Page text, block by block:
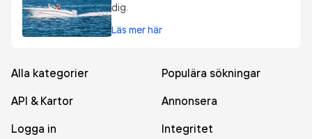
dig.
Läs mer här
Alla kategorier
Populära sökningar
API & Kartor
Annonsera
Logga in
Integritet